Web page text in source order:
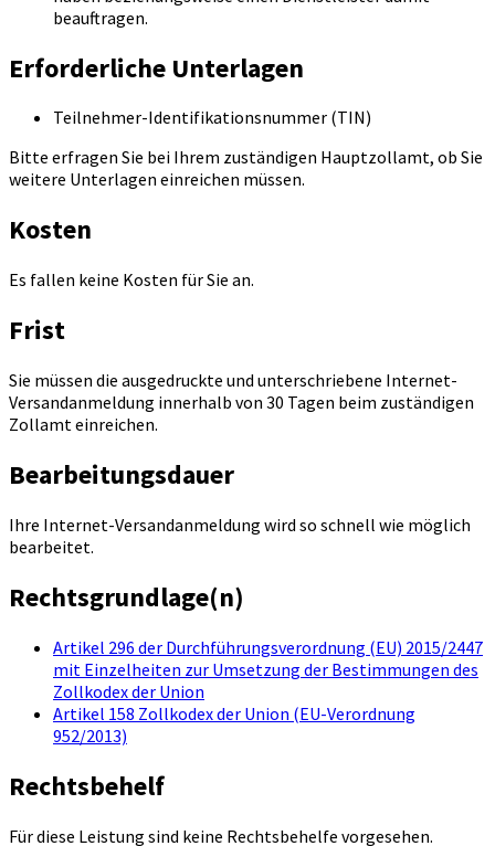
beauftragen.
Erforderliche Unterlagen
Teilnehmer-Identifikationsnummer (TIN)
Bitte erfragen Sie bei Ihrem zuständigen Hauptzollamt, ob Sie
weitere Unterlagen einreichen müssen.
Kosten
Es fallen keine Kosten für Sie an.
Frist
Sie müssen die ausgedruckte und unterschriebene Internet-
Versandanmeldung innerhalb von 30 Tagen beim zuständigen
Zollamt einreichen.
Bearbeitungsdauer
Ihre Internet-Versandanmeldung wird so schnell wie möglich
bearbeitet.
Rechtsgrundlage(n)
Artikel 296 der Durchführungsverordnung (EU) 2015/2447
mit Einzelheiten zur Umsetzung der Bestimmungen des
Zollkodex der Union
Artikel 158 Zollkodex der Union (EU-Verordnung
952/2013)
Rechtsbehelf
Für diese Leistung sind keine Rechtsbehelfe vorgesehen.